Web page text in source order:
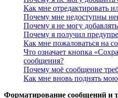
Как мне отредактировать
Почему мне недоступны
Почему я не могу
Почему я получил
Как мне пожаловаться на
Что означает кнопка
сообщения?
Почему моё сообщение
Как мне вновь поднять
Форматирование сообщений и